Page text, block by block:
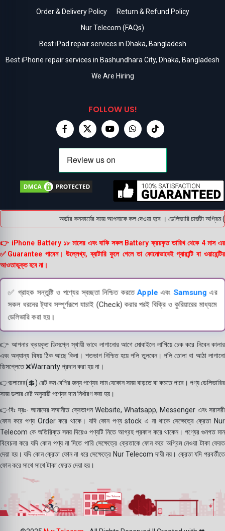
Order & Delivery Policy
Return & Refund Policy
Nur Telecom (FAQs)
Best iPad repair services in Dhaka, Bangladesh
Best iPhone repair services in Bashundhara City, Dhaka, Bangladesh
We Are Hiring
FOLLOW US!
অর্ডার কনফার্মের সময় আপনাকে কল দেওয়া হবে । ডেলিভারি চার্জটা
👉 iPhone Battery ১৮ মাসের এবং বাকি সকল Battery ক্রয়কৃত তারিখ থেকে 4 মাস এর
✅Guarantee পাবেন। উল্লেখ্য, ব্যাটারি ফুলে গেলে তা কোনোভাবেই গ্যারান্টি বা ওয়ারেন্টির
আওতাভুক্ত হবে না।
✅ গ্রাহক সন্তুষ্টি ও পণ্যের স্বচ্ছতা নিশ্চিত করতেApple এবং Samsung এর
সকল ধরনের ট্যাব সম্পূর্ণরূপে যাচাই (Check) করার পরই বিক্রি ও কুরিয়ারের মাধ্যমে
ডেলিভারি করা হয়।
👉 আপনার ক্রয়কৃত ডিসপ্লে স্থায়ী ভাবে লাগানোর আগে মোবাইলে লাগিয়ে চেক করে নিবেন কালার
এবং অন্যান্য বিষয় ঠিক আছে কিনা। শতভাগ নিশ্চিত হয়ে পলি তুলবেন। পলি তোলা বা আঠা লাগানো
ডিসপ্লেতে ❌Warranty প্রদান করা হয় না।
👉ডলারের(💲) রেট কম বেশির জন্য পণ্যের দাম যেকোন সময় বাড়তে বা কমতে পারে। পণ্য ডেলিভারির
সময় ডলার রেট অনুযায়ী পণ্যের দাম নির্ধারণ করা হয়।
👉বিঃ দ্রঃ- আমাদের সম্মানীত ক্রেতাগন Website, Whatsapp, Messenger এবং সরাসরী
ফোন করে পণ্য Order করে থাকে। যদি কোন পণ্য stock এ না থাকে সেক্ষেত্রে ক্রেতা Nur
Telecom কে অতিরিক্ত সময় দিয়েও পণ্যটি নিতে আগ্রহ প্রকাশ করে থাকেন। পণ্যের গুনগত মান
বিবেচনা করে যদি কোন পণ্য না দিতে পারি সেক্ষেত্রে ক্রেতাকে ফোন করে অগ্রিম নেওয়া টাকা ফেরত
দেয়া হয়। যদি কোন ক্রেতা ফোন না ধরে সেক্ষেত্রে Nur Telecom দায়ী নয়। ক্রেতা যদি পরবর্তীতে
ফোন করে সাথে সাথে টাকা ফেরত দেয়া হয়।